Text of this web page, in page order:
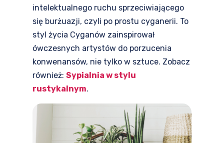
intelektualnego ruchu sprzeciwiającego
się burżuazji, czyli po prostu cyganerii. To
styl życia Cyganów zainspirował
ówczesnych artystów do porzucenia
konwenansów, nie tylko w sztuce. Zobacz
również: Sypialnia w stylu
rustykalnym.